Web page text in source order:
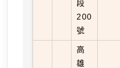
段
200
號
高
雄